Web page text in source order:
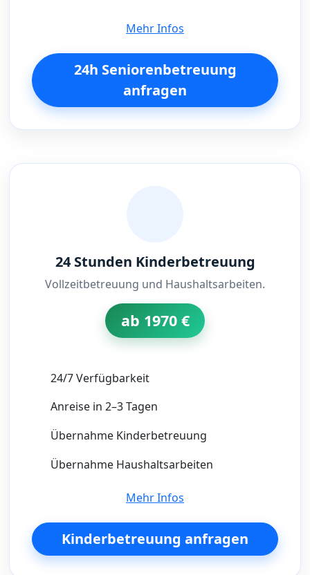
Mehr Infos
24h Seniorenbetreuung
anfragen
24 Stunden Kinderbetreuung
Vollzeitbetreuung und Haushaltsarbeiten.
ab 1970 €
24/7 Verfügbarkeit
Anreise in 2–3 Tagen
Übernahme Kinderbetreuung
Übernahme Haushaltsarbeiten
Mehr Infos
Kinderbetreuung anfragen